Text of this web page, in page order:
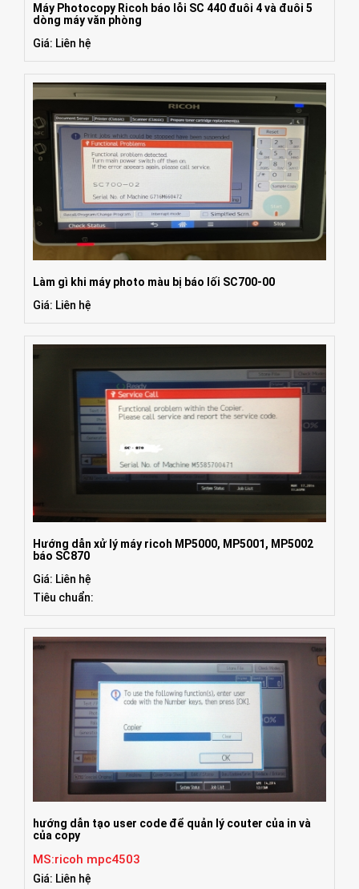
Máy Photocopy Ricoh báo lỗi SC 440 đuôi 4 và đuôi 5
dòng máy văn phòng
Giá: Liên hệ
Làm gì khi máy photo màu bị báo lối SC700-00
Giá: Liên hệ
Hướng dẫn xử lý máy ricoh MP5000, MP5001, MP5002
báo SC870
Giá: Liên hệ
Tiêu chuẩn:
hướng dẫn tạo user code để quản lý couter của in và
của copy
MS:ricoh mpc4503
Giá: Liên hệ